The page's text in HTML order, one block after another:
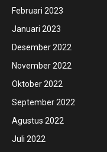
Februari 2023
Januari 2023
Desember 2022
November 2022
Oktober 2022
September 2022
Agustus 2022
Juli 2022